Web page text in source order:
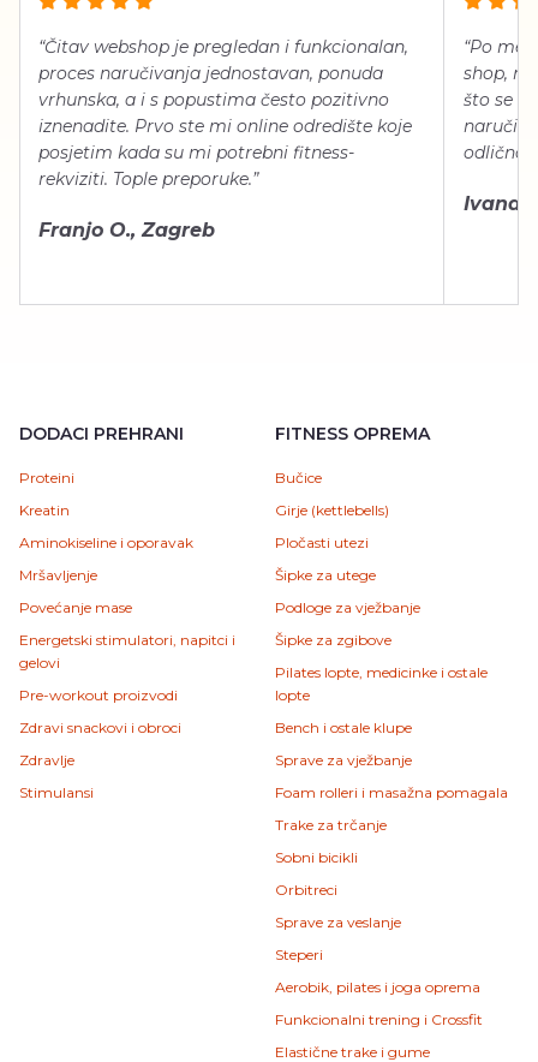
“Čitav webshop je pregledan i funkcionalan,
proces naručivanja jednostavan, ponuda
vrhunska, a i s popustima često pozitivno
iznenadite. Prvo ste mi online odredište koje
posjetim kada su mi potrebni fitness-
rekviziti. Tople preporuke.”
Franjo O., Zagreb
“Po
shop,
što se
naručiti,
odlično
Ivana
DODACI PREHRANI
Proteini
Kreatin
Aminokiseline i oporavak
Mršavljenje
Povećanje mase
Energetski stimulatori, napitci i
gelovi
Pre-workout proizvodi
Zdravi snackovi i obroci
Zdravlje
Stimulansi
FITNESS OPREMA
Bučice
Girje (kettlebells)
Pločasti utezi
Šipke za utege
Podloge za vježbanje
Šipke za zgibove
Pilates lopte, medicinke i ostale
lopte
Bench i ostale klupe
Sprave za vježbanje
Foam rolleri i masažna pomagala
Trake za trčanje
Sobni bicikli
Orbitreci
Sprave za veslanje
Steperi
Aerobik, pilates i joga oprema
Funkcionalni trening i Crossfit
Elastične trake i gume